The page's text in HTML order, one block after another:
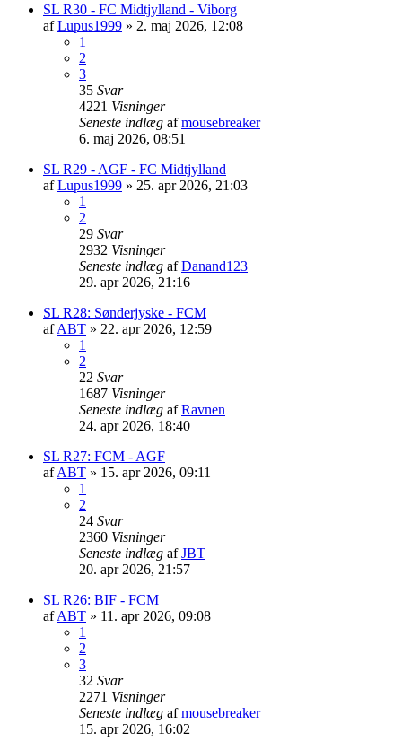
SL R30 - FC Midtjylland - Viborg
afLupus1999 » 2. maj 2026, 12:08
1
2
3
35 Svar
4221 Visninger
Seneste indlæg afmousebreaker
6. maj 2026, 08:51
SL R29 - AGF - FC Midtjylland
afLupus1999 » 25. apr 2026, 21:03
1
2
29 Svar
2932 Visninger
Seneste indlæg afDanand123
29. apr 2026, 21:16
SL R28: Sønderjyske - FCM
afABT » 22. apr 2026, 12:59
1
2
22 Svar
1687 Visninger
Seneste indlæg afRavnen
24. apr 2026, 18:40
SL R27: FCM - AGF
afABT » 15. apr 2026, 09:11
1
2
24 Svar
2360 Visninger
Seneste indlæg afJBT
20. apr 2026, 21:57
SL R26: BIF - FCM
afABT » 11. apr 2026, 09:08
1
2
3
32 Svar
2271 Visninger
Seneste indlæg afmousebreaker
15. apr 2026, 16:02